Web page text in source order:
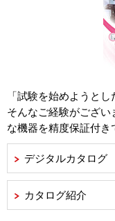
「試験を始めようと
そんなご経験がござ
な機器を精度保証付き
デジタルカタログ
カタログ紹介